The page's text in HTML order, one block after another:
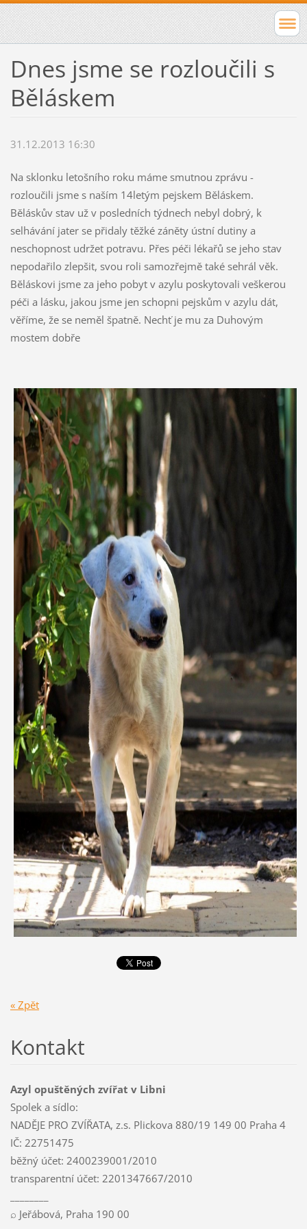
Dnes jsme se rozloučili s
Běláskem
31.12.2013 16:30
Na sklonku letošního roku máme smutnou zprávu -
rozloučili jsme s naším 14letým pejskem Běláskem.
Běláskův stav už v posledních týdnech nebyl dobrý, k
selhávání jater se přidaly těžké záněty ústní dutiny a
neschopnost udržet potravu. Přes péči lékařů se jeho stav
nepodařilo zlepšit, svou roli samozřejmě také sehrál věk.
Běláskovi jsme za jeho pobyt v azylu poskytovali veškerou
péči a lásku, jakou jsme jen schopni pejskům v azylu dát,
věříme, že se neměl špatně. Nechť je mu za Duhovým
mostem dobře
« Zpět
Kontakt
Azyl opuštěných zvířat v Libni
Spolek a sídlo:
NADĚJE PRO ZVÍŘATA, z.s. Plickova 880/19 149 00 Praha 4
IČ: 22751475
běžný účet: 2400239001/2010
transparentní účet: 2201347667/2010
⌕ Jeřábová, Praha 190 00